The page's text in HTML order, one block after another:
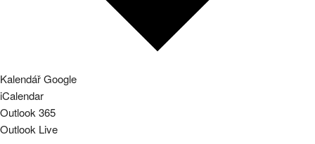
Kalendář Google
iCalendar
Outlook 365
Outlook Live